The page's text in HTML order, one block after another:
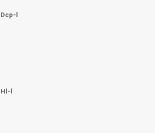
Dcp-l
Hl-l